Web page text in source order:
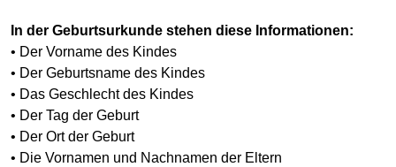
In der Geburtsurkunde stehen diese Informationen:
• Der Vorname des Kindes
• Der Geburtsname des Kindes
• Das Geschlecht des Kindes
• Der Tag der Geburt
• Der Ort der Geburt
• Die Vornamen und Nachnamen der Eltern